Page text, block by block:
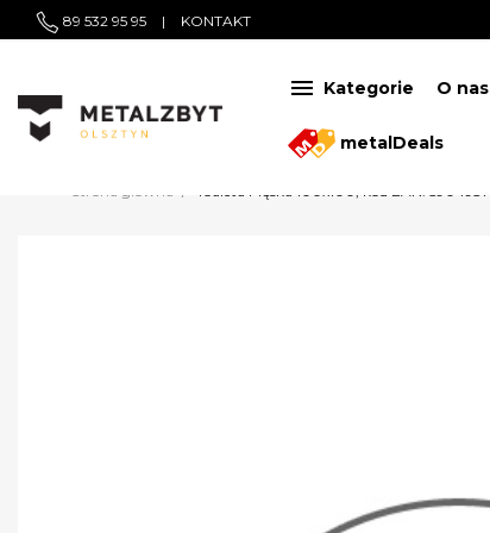
89 532 95 95 | KONTAKT
 Kategorie O nas
metalDeals